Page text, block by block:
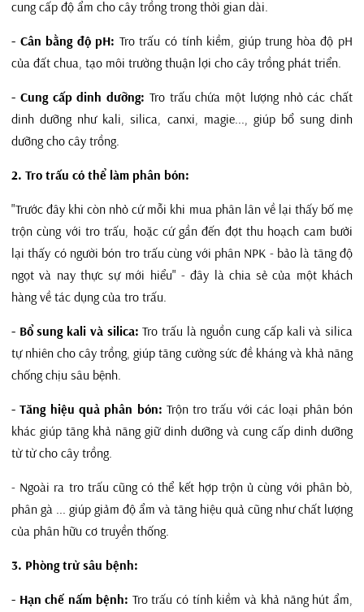
cung cấp độ ẩm cho cây trồng trong thời gian dài.
- Cân bằng độ pH: Tro trấu có tính kiềm, giúp trung hòa độ pH
của đất chua, tạo môi trường thuận lợi cho cây trồng phát triển.
- Cung cấp dinh dưỡng: Tro trấu chứa một lượng nhỏ các chất
dinh dưỡng như kali, silica, canxi, magie..., giúp bổ sung dinh
dưỡng cho cây trồng.
2. Tro trấu có thể làm phân bón:
"Trước đây khi còn nhỏ cứ mỗi khi mua phân lân về lại thấy bố mẹ
trộn cùng với tro trấu, hoặc cứ gần đến đợt thu hoạch cam bưởi
lại thấy có người bón tro trấu cùng với phân NPK - bảo là tăng độ
ngọt và nay thực sự mới hiểu" - đây là chia sẻ của một khách
hàng về tác dụng của tro trấu.
- Bổ sung kali và silica: Tro trấu là nguồn cung cấp kali và silica
tự nhiên cho cây trồng, giúp tăng cường sức đề kháng và khả năng
chống chịu sâu bệnh.
- Tăng hiệu quả phân bón: Trộn tro trấu với các loại phân bón
khác giúp tăng khả năng giữ dinh dưỡng và cung cấp dinh dưỡng
từ từ cho cây trồng.
- Ngoài ra tro trấu cũng có thể kết hợp trộn ủ cùng với phân bò,
phân gà ... giúp giảm độ ẩm và tăng hiệu quả cũng như chất lượng
của phân hữu cơ truyền thống.
3. Phòng trừ sâu bệnh:
- Hạn chế nấm bệnh: Tro trấu có tính kiềm và khả năng hút ẩm,